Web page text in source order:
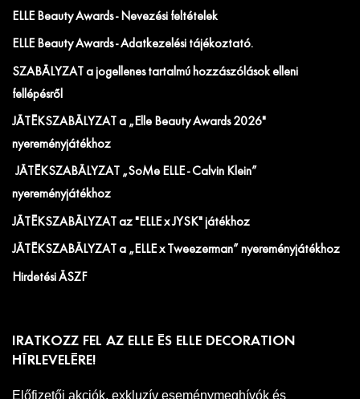
ELLE Beauty Awards - Nevezési feltételek
ELLE Beauty Awards - Adatkezelési tájékoztató.
SZABÁLYZAT a jogellenes tartalmú hozzászólások elleni
fellépésről
JÁTÉKSZABÁLYZAT a „Elle Beauty Awards 2026"
nyereményjátékhoz
JÁTÉKSZABÁLYZAT „SoMe ELLE - Calvin Klein”
nyereményjátékhoz
JÁTÉKSZABÁLYZAT az "ELLE x JYSK" játékhoz
JÁTÉKSZABÁLYZAT a „ELLE x Tweezerman” nyereményjátékhoz
Hirdetési ÁSZF
IRATKOZZ FEL AZ ELLE ÉS ELLE DECORATION
HÍRLEVELÉRE!
Előfizetői akciók, exkluzív eseménymeghívók és